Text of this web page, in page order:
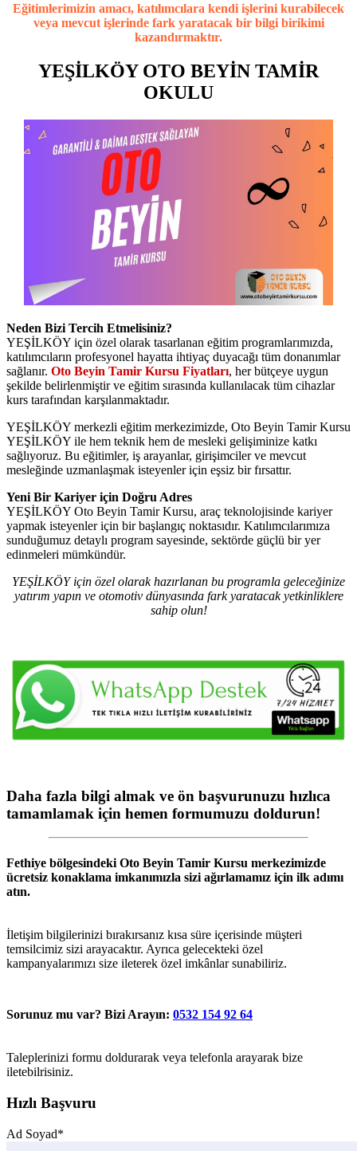
Eğitimlerimizin amacı, katılımcılara kendi işlerini kurabilecek
veya mevcut işlerinde fark yaratacak bir bilgi birikimi
kazandırmaktır.
YEŞİLKÖY OTO BEYİN TAMİR
OKULU
Neden Bizi Tercih Etmelisiniz?
YEŞİLKÖY için özel olarak tasarlanan eğitim programlarımızda,
katılımcıların profesyonel hayatta ihtiyaç duyacağı tüm donanımlar
sağlanır. Oto Beyin Tamir Kursu Fiyatları, her bütçeye uygun
şekilde belirlenmiştir ve eğitim sırasında kullanılacak tüm cihazlar
kurs tarafından karşılanmaktadır.
YEŞİLKÖY merkezli eğitim merkezimizde, Oto Beyin Tamir Kursu
YEŞİLKÖY ile hem teknik hem de mesleki gelişiminize katkı
sağlıyoruz. Bu eğitimler, iş arayanlar, girişimciler ve mevcut
mesleğinde uzmanlaşmak isteyenler için eşsiz bir fırsattır.
Yeni Bir Kariyer için Doğru Adres
YEŞİLKÖY Oto Beyin Tamir Kursu, araç teknolojisinde kariyer
yapmak isteyenler için bir başlangıç noktasıdır. Katılımcılarımıza
sunduğumuz detaylı program sayesinde, sektörde güçlü bir yer
edinmeleri mümkündür.
YEŞİLKÖY için özel olarak hazırlanan bu programla geleceğinize
yatırım yapın ve otomotiv dünyasında fark yaratacak yetkinliklere
sahip olun!
Daha fazla bilgi almak ve ön başvurunuzu hızlıca
tamamlamak için hemen formumuzu doldurun!
Fethiye bölgesindeki Oto Beyin Tamir Kursu merkezimizde
ücretsiz konaklama imkanımızla sizi ağırlamamız için ilk adımı
atın.
İletişim bilgilerinizi bırakırsanız kısa süre içerisinde müşteri
temsilcimiz sizi arayacaktır. Ayrıca gelecekteki özel
kampanyalarımızı size ileterek özel imkânlar sunabiliriz.
Sorunuz mu var? Bizi Arayın: 0532 154 92 64
Taleplerinizi formu doldurarak veya telefonla arayarak bize
iletebilrisiniz.
Hızlı Başvuru
Ad Soyad*